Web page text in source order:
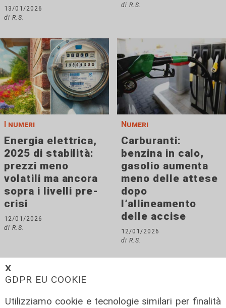
𝗫
GDPR EU COOKIE
Utilizziamo cookie e tecnologie similari per finalità
13/01/2026
di R.S.
di R.S.
I numeri
Energia elettrica,
2025 di stabilità:
prezzi meno
volatili ma ancora
sopra i livelli pre-
crisi
12/01/2026
di R.S.
Numeri
Carburanti:
benzina in calo,
gasolio aumenta
meno delle attese
dopo
l’allineamento
delle accise
12/01/2026
di R.S.